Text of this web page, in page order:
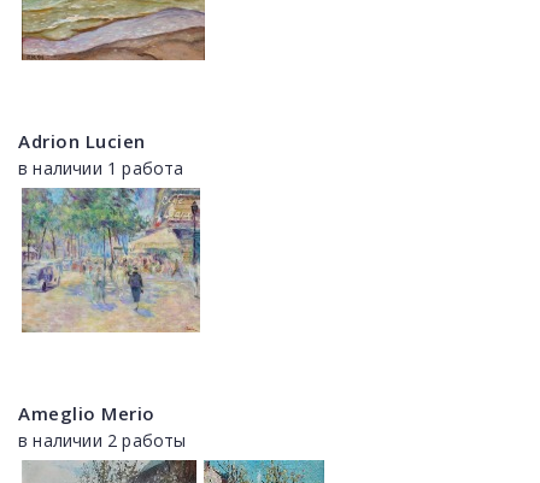
Adrion Lucien
в наличии 1 работа
Ameglio Merio
в наличии 2 работы